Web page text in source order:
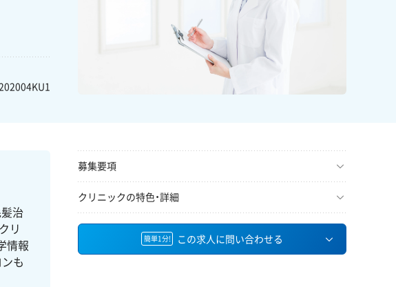
治
リ
情報
も
募集要項
クリニックの特色・詳細
簡単1分! この求人に問い合わせる